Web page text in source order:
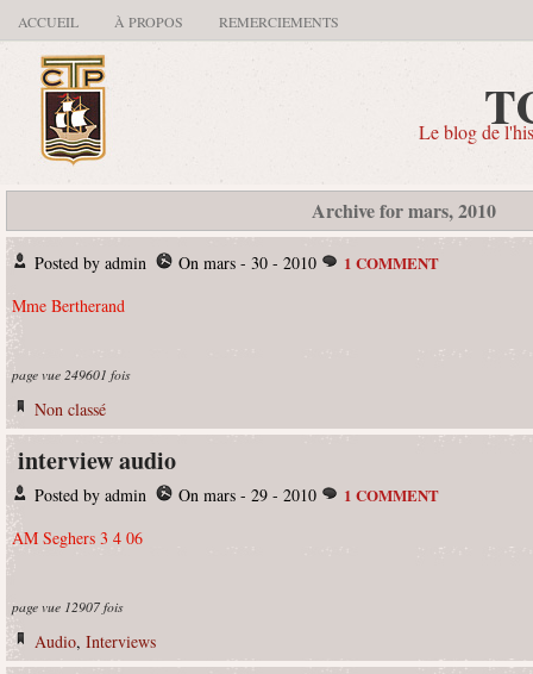
ACCUEIL À PROPOS REMERCIEMENTS
Le blog de
Archive for mars, 2010
Posted by admin On mars - 30 - 2010
1 COMMENT
Mme Bertherand
page vue 249601 fois
Non classé
interview audio
Posted by admin On mars - 29 - 2010
1 COMMENT
AM Seghers 3 4 06
page vue 12907 fois
Audio, Interviews